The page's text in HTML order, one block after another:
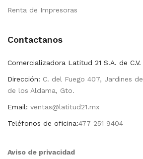
Renta de Impresoras
Contactanos
Comercializadora Latitud 21 S.A. de C.V.
Dirección: C. del Fuego 407, Jardines
de los Aldama, Gto.
Email: ventas@latitud21.mx
Teléfonos de oficina:477 251 9404
Aviso de privacidad